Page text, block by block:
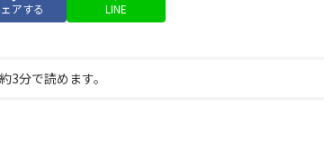
アする LINE
3分で読めます。